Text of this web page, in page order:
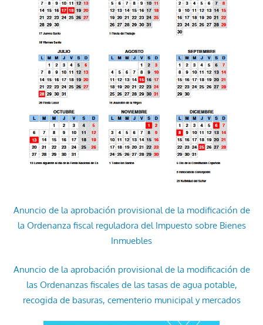
Anuncio de la aprobación provisional de la modificación de
la Ordenanza fiscal reguladora del Impuesto sobre Bienes
Inmuebles
Anuncio de la aprobación provisional de la modificación de
las Ordenanzas fiscales de las tasas de agua potable,
recogida de basuras, cementerio municipal y mercados